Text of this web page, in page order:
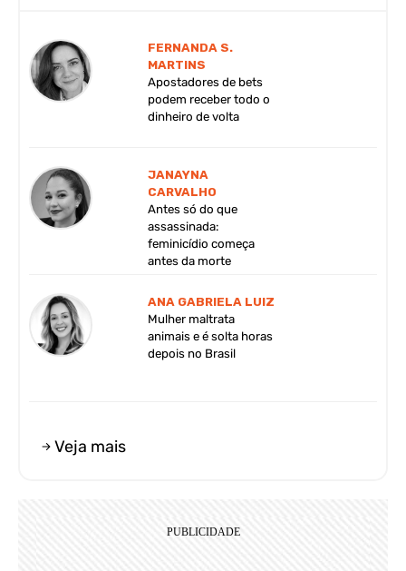
FERNANDA S.
MARTINS
Apostadores de bets
podem receber todo o
dinheiro de volta
JANAYNA
CARVALHO
Antes só do que
assassinada:
feminicídio começa
antes da morte
ANA GABRIELA LUIZ
Mulher maltrata
animais e é solta horas
depois no Brasil
Veja mais